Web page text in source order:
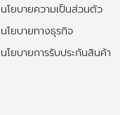
นโยบายความเป็นส่วนตัว
นโยบายทางธุรกิจ
นโยบายการรับประกันสินค้า